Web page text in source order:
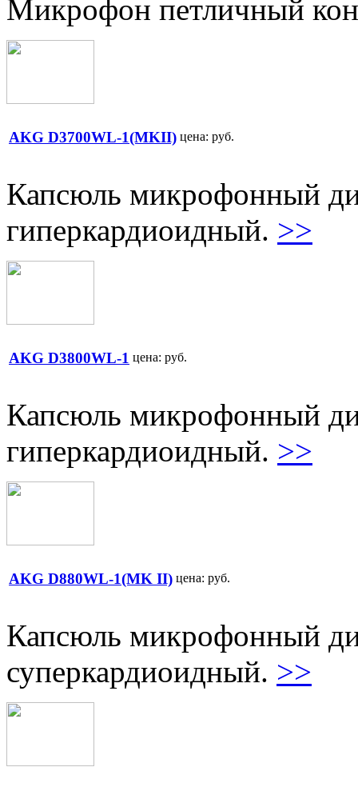
Микрофон петличный
AKG D3700WL-1(MKII) цена: руб.
Капсюль микрофонный
гиперкардиоидный. >>
AKG D3800WL-1 цена: руб.
Капсюль микрофонный
гиперкардиоидный. >>
AKG D880WL-1(MK II) цена: руб.
Капсюль микрофонный
суперкардиоидный. >>